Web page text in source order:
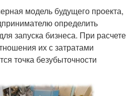
модель будущего проекта,
определить
запуска бизнеса. При расчете
их с затратами
точка безубыточности